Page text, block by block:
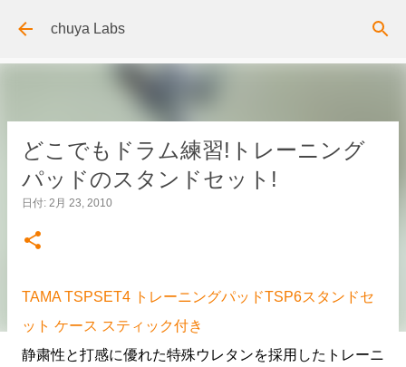
スキップしてメイン コンテンツに移動
chuya Labs
どこでもドラム練習!トレーニング
パッドのスタンドセット!
日付: 2月 23, 2010
TAMA TSPSET4 トレーニングパッドTSP6スタンドセ
ット ケース スティック付き
静粛性と打感に優れた特殊ウレタンを採用したトレーニ